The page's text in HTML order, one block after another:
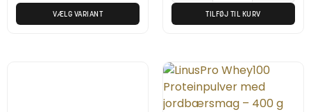
VÆLG VARIANT TILFØJ TIL KURV